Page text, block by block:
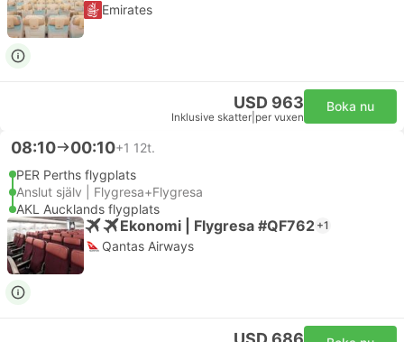
Emirates
USD 963
Inklusive skatter per vuxen
Boka nu
08:10 00:10+1 12t.
PER Perths flygplats
Anslut själv | Flygresa+Flygresa
AKL Aucklands flygplats
Ekonomi | Flygresa #QF762 +1
Qantas Airways